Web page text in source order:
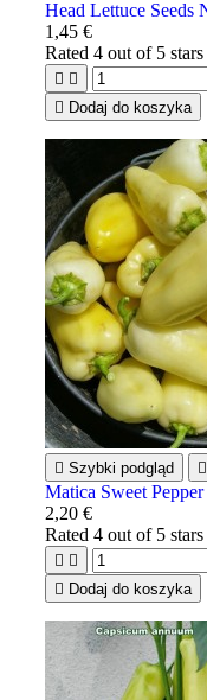
Head Lettuce Seeds
1,45 €
Rated4 out of 5
 
 Dodaj do koszyka
 Szybki podgląd 
Matica Sweet Pepper
2,20 €
Rated4 out of 5 stars
 
 Dodaj do koszyka